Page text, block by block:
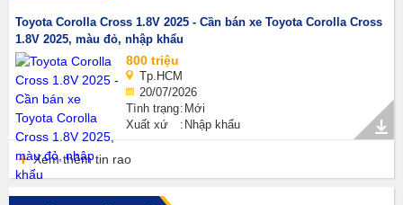
Toyota Corolla Cross 1.8V 2025 - Cần bán xe Toyota Corolla Cross
1.8V 2025, màu đỏ, nhập khẩu
800 triệu
Tp.HCM
20/07/2026
Tình trạng Mới
Xuất xứ
Nhập khẩu
Xem thêm tin rao